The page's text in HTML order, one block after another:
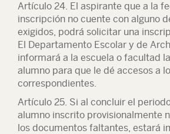
Artículo 24. El aspirante que a la
inscripción no cuente con alguno
exigidos, podrá solicitar una
El Departamento Escolar y de
informará a la escuela o facultad
alumno para que le dé accesos a
correspondientes.
Artículo 25. Si al concluir el
alumno inscrito provisionalmente
los documentos faltantes, estará